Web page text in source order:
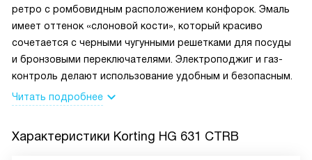
ретро с ромбовидным расположением конфорок. Эмаль
имеет оттенок «слоновой кости», который красиво
сочетается с черными чугунными решетками для посуды
и бронзовыми переключателями. Электроподжиг и газ-
контроль делают использование удобным и безопасным.
Читать подробнее
Характеристики Korting HG 631 CTRB